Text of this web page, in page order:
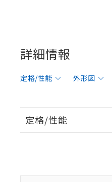
詳細情報
定格/性能 外形図
定格/性能